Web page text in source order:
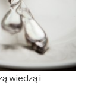
wiedzą i